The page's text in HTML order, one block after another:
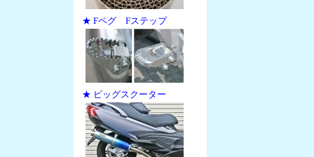
★ Fペグ Fステップ
★ ビッグスクーター